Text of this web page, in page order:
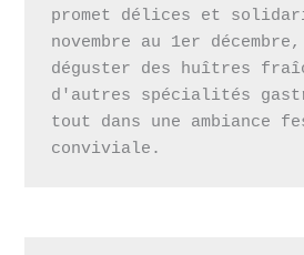
promet délices et
novembre au 1er
déguster des huîtres
d'autres spécialités
tout dans une ambiance
conviviale.